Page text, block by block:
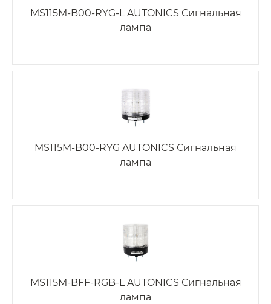
MS115M-B00-RYG-L AUTONICS Сигнальная
лампа
MS115M-B00-RYG AUTONICS Сигнальная
лампа
MS115M-BFF-RGB-L AUTONICS Сигнальная
лампа